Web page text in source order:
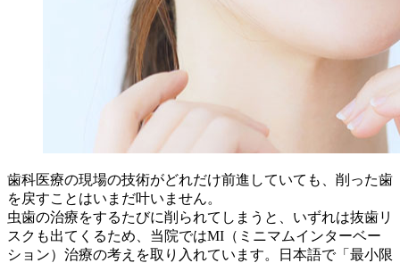
歯科医療の現場の技術がどれだけ前進していても、削った歯
を戻すことはいまだ叶いません。
虫歯の治療をするたびに削られてしまうと、いずれは抜歯リ
スクも出てくるため、当院ではMI（ミニマムインターベー
ション）治療の考えを取り入れています。日本語で「最小限